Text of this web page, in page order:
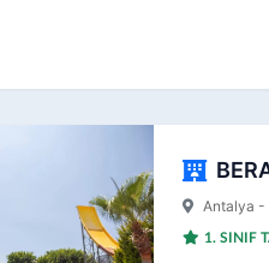
Antalya -
1. SINIF